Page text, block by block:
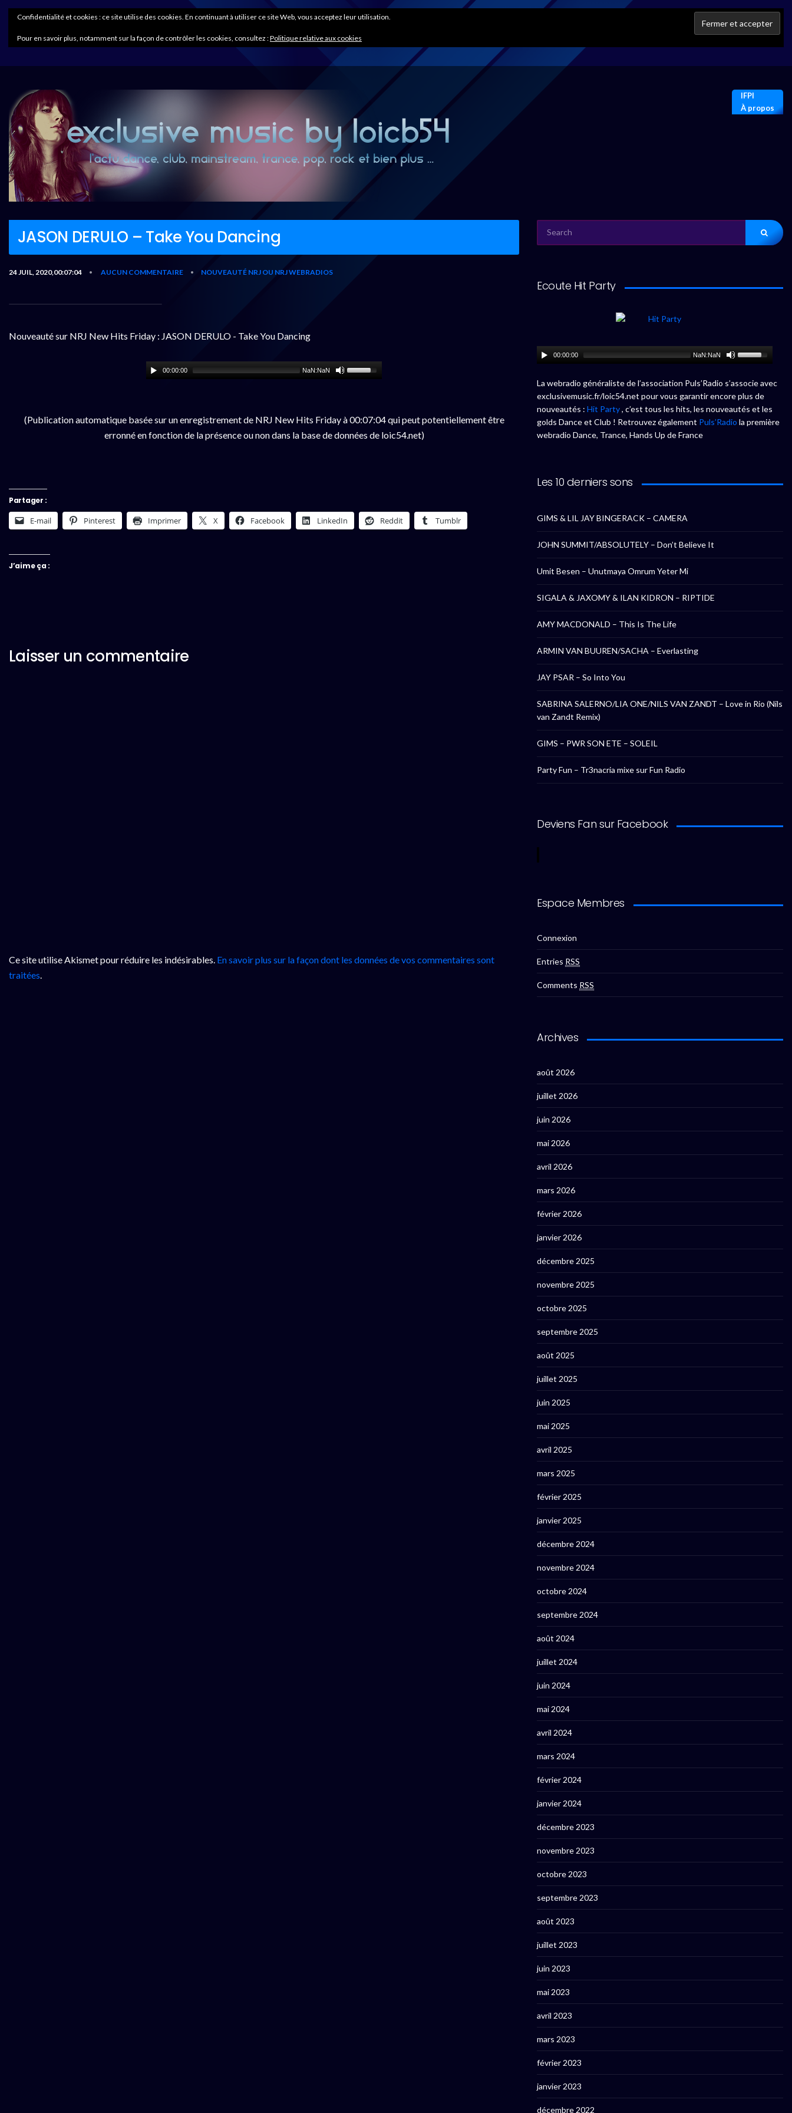
IFPI
À propos
JASON DERULO – Take You Dancing
24 JUIL, 2020,00:07:04 • AUCUN COMMENTAIRE • NOUVEAUTÉ NRJ OU NRJ WEBRADIOS
Nouveauté sur NRJ New Hits Friday : JASON DERULO - Take You Dancing
00:00:00 NaN:NaN
(Publication automatique basée sur un enregistrement de NRJ New Hits Friday à 00:07:04 qui peut potentiellement être
erronné en fonction de la présence ou non dans la base de données de loic54.net)
Partager :
E-mail Pinterest Imprimer X Facebook LinkedIn Reddit Tumblr
J’aime ça :
Laisser un commentaire
Ce site utilise Akismet pour réduire les indésirables. En savoir plus sur la façon dont les données de vos commentaires sont
traitées.
FOR:
Ecoute Hit Party
00:00:00 NaN:NaN
La webradio généraliste de l’association Puls’Radio s’associe avec
exclusivemusic.fr/loic54.net pour vous garantir encore plus de
nouveautés : Hit Party, c’est tous les hits, les nouveautés et les
golds Dance et Club ! Retrouvez également Puls’Radio la première
webradio Dance, Trance, Hands Up de France
Les 10 derniers sons
GIMS & LIL JAY BINGERACK – CAMERA
JOHN SUMMIT/ABSOLUTELY – Don’t Believe It
Umit Besen – Unutmaya Omrum Yeter Mi
SIGALA & JAXOMY & ILAN KIDRON – RIPTIDE
AMY MACDONALD – This Is The Life
ARMIN VAN BUUREN/SACHA – Everlasting
JAY PSAR – So Into You
SABRINA SALERNO/LIA ONE/NILS VAN ZANDT – Love in Rio (Nils
van Zandt Remix)
GIMS – PWR SON ETE – SOLEIL
Party Fun – Tr3nacria mixe sur Fun Radio
Deviens Fan sur Facebook
Espace Membres
Connexion
Entries RSS
Comments RSS
Archives
août 2026
juillet 2026
juin 2026
mai 2026
avril 2026
mars 2026
février 2026
janvier 2026
décembre 2025
novembre 2025
octobre 2025
septembre 2025
août 2025
juillet 2025
juin 2025
mai 2025
avril 2025
mars 2025
février 2025
janvier 2025
décembre 2024
novembre 2024
octobre 2024
septembre 2024
août 2024
juillet 2024
juin 2024
mai 2024
avril 2024
mars 2024
février 2024
janvier 2024
décembre 2023
novembre 2023
octobre 2023
septembre 2023
août 2023
juillet 2023
juin 2023
mai 2023
avril 2023
mars 2023
février 2023
janvier 2023
décembre 2022
Confidentialité et cookies : ce site utilise des cookies. En continuant à utiliser ce site Web, vous acceptez leur utilisation.
Pour en savoir plus, notamment sur la façon de contrôler les cookies, consultez :Politique relative aux cookies